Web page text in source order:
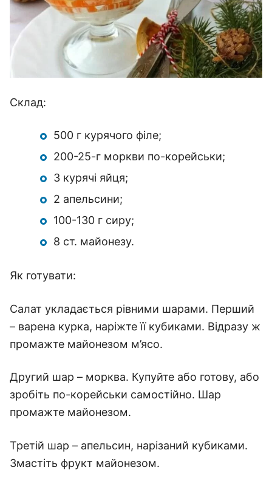
Склад:
500 г курячого філе;
200-25-г моркви по-корейськи;
3 курячі яйця;
2 апельсини;
100-130 г сиру;
8 ст. майонезу.
Як готувати:
Салат укладається рівними шарами. Перший
– варена курка, наріжте її кубиками. Відразу ж
промажте майонезом м’ясо.
Другий шар – морква. Купуйте або готову, або
зробіть по-корейськи самостійно. Шар
промажте майонезом.
Третій шар – апельсин, нарізаний кубиками.
Змастіть фрукт майонезом.